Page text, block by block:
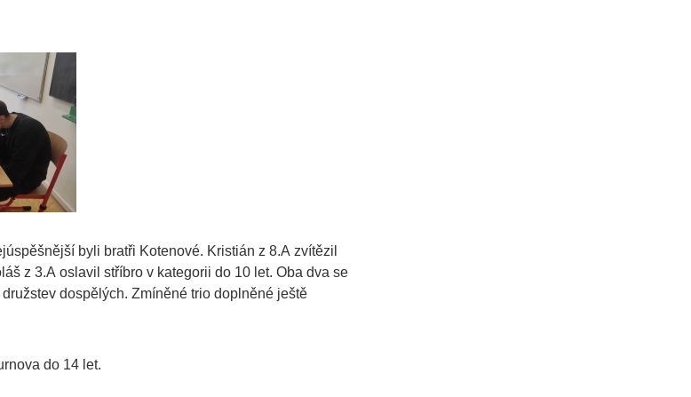
byli bratři Kotenové. Kristián z 8.A zvítězil
z 3.A oslavil stříbro v kategorii do 10 let. Oba dva se
dospělých. Zmíněné trio doplněné ještě
do 14 let.